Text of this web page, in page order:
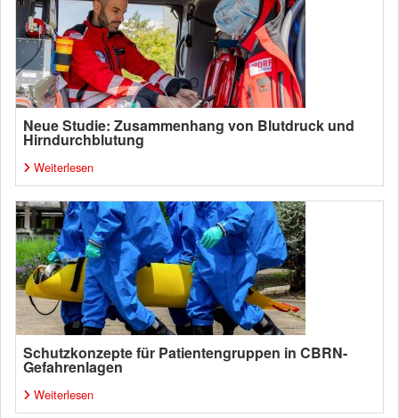
Neue Studie: Zusammenhang von Blutdruck und
Hirndurchblutung
Weiterlesen
Schutzkonzepte für Patientengruppen in CBRN-
Gefahrenlagen
Weiterlesen